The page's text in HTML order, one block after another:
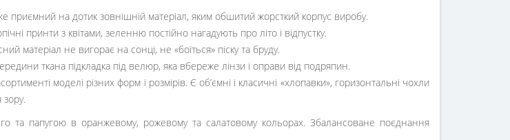
приємний на дотик зовнішній матеріал, яким обшитий жорсткий корпус виробу.
принти з квітами, зеленню постійно нагадують про літо і відпустку.
матеріал не вигорає на сонці, не «боїться» піску та бруду.
ткана підкладка під велюр, яка вбереже лінзи і оправи від подряпин.
моделі різних форм і розмірів. Є об’ємні і класичні «хлопавки», горизонтальні чохли
зору.
та папугою в оранжевому, рожевому та салатовому кольорах. Збалансоване поєднання